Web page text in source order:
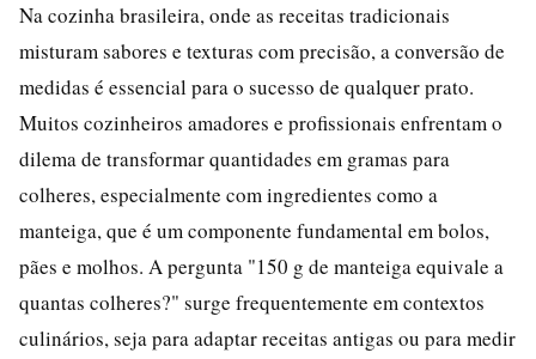
Na cozinha brasileira, onde as receitas tradicionais
misturam sabores e texturas com precisão, a conversão de
medidas é essencial para o sucesso de qualquer prato.
Muitos cozinheiros amadores e profissionais enfrentam o
dilema de transformar quantidades em gramas para
colheres, especialmente com ingredientes como a
manteiga, que é um componente fundamental em bolos,
pães e molhos. A pergunta "150 g de manteiga equivale a
quantas colheres?" surge frequentemente em contextos
culinários, seja para adaptar receitas antigas ou para medir